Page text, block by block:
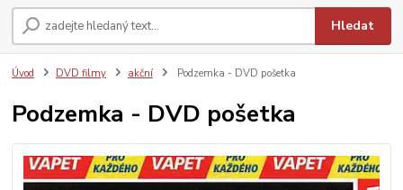
Hledat
Úvod DVD filmy akční Podzemka - DVD pošetka
Podzemka - DVD pošetka